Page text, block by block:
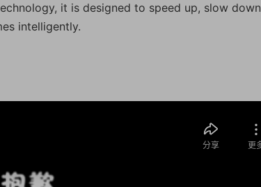
it is designed to speed up, slow down
intelligently.